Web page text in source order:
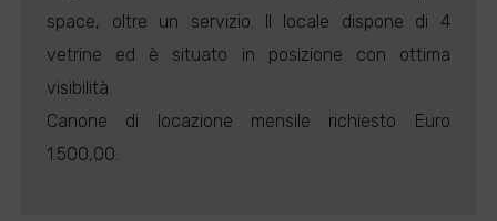
space, oltre un servizio. Il locale dispone di 4
vetrine ed è situato in posizione con ottima
visibilità.
Canone di locazione mensile richiesto Euro
1.500,00.